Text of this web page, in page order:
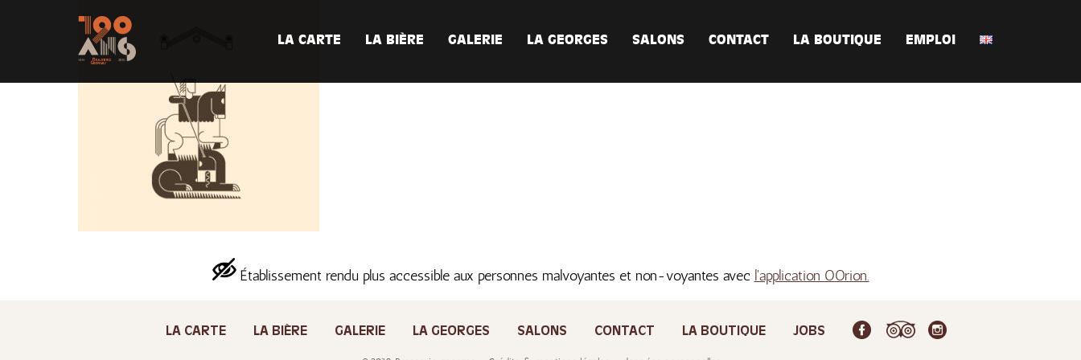
LA CARTE LA BIÈRE GALERIE LA GEORGES SALONS CONTACT LA BOUTIQUE EMPLOI
Établissement rendu plus accessible aux personnes malvoyantes et non-voyantes avec l'application OOrion.
LA CARTE LA BIÈRE GALERIE LA GEORGES SALONS CONTACT LA BOUTIQUE JOBS